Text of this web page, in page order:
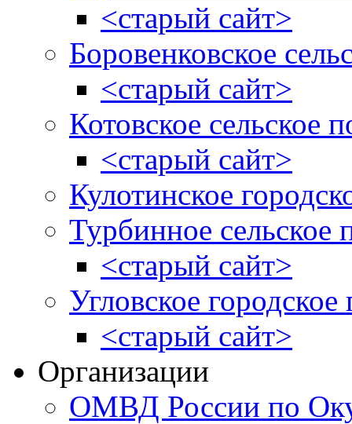
<старый сайт>
Боровенковское
<старый сайт>
Котовское сельское
<старый сайт>
Кулотинское
Турбинное сельское
<старый сайт>
Угловское городское
<старый сайт>
Организации
ОМВД России по